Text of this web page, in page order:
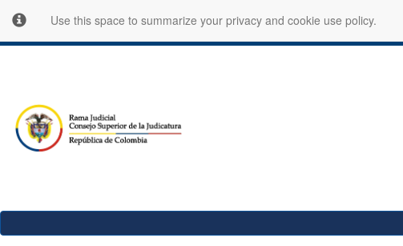
Rama
Use this space to summarize your privacy and cookie use policy.